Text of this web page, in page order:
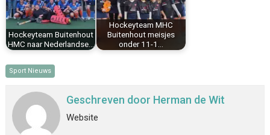
Hockeyteam Buitenhout
HMC naar Nederlandse…
Hockeyteam MHC
Buitenhout meisjes
onder 11-1…
Sport Nieuws
Geschreven door Herman de Wit
Website